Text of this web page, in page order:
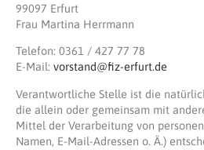
99097 Erfurt
Frau Martina Herrmann
Telefon: 0361 / 427 77 78
E-Mail: vorstand@fiz-erfurt.de
Verantwortliche Stelle ist die
die allein oder gemeinsam mit
Mittel der Verarbeitung von
Namen, E-Mail-Adressen o. Ä.)